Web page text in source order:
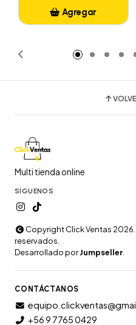
Agregar
Multi tienda online
SÍGUENOS
Copyright Click Ventas
reservados.
Desarrollado porJumpseller
CONTÁCTANOS
+56 9 7765 0429